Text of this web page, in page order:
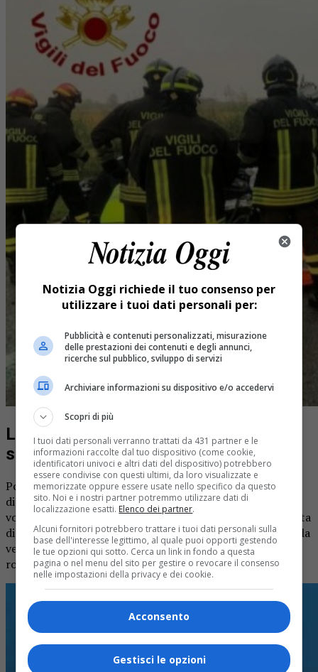
L’intervento degli operatori del
soccorso
Poco dopo sono arrivati sul posto i vigili del fuoco del
distaccamento di Livorno Ferraris e del distaccamento
volontario di Santhià, oltre a una squadra da Torino munita
di autogru. Davanti a loro una scena impressionante, con la
vettura ridotta a un rottame e il furgone che si era
rovesciato su una fiancata.
Notizia Oggi richiede il tuo consenso per
utilizzare i tuoi dati personali per:
Pubblicità e contenuti personalizzati, misurazione
delle prestazioni dei contenuti e degli annunci,
ricerche sul pubblico, sviluppo di servizi
Archiviare informazioni su dispositivo e/o accedervi
Scopri di più
I tuoi dati personali verranno trattati da 431 partner e le
informazioni raccolte dal tuo dispositivo (come cookie,
identificatori univoci e altri dati del dispositivo) potrebbero
essere condivise con questi ultimi, da loro visualizzate e
memorizzate oppure essere usate nello specifico da questo
sito. Noi e i nostri partner potremmo utilizzare dati di
localizzazione esatti. Elenco dei partner.
Alcuni fornitori potrebbero trattare i tuoi dati personali sulla
base dell'interesse legittimo, al quale puoi opporti gestendo
le tue opzioni qui sotto. Cerca un link in fondo a questa
pagina o nel menu del sito per gestire o revocare il consenso
nelle impostazioni della privacy e dei cookie.
Acconsento
Gestisci le opzioni